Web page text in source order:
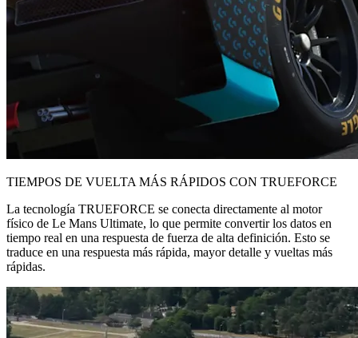
TIEMPOS DE VUELTA MÁS RÁPIDOS CON TRUEFORCE
La tecnología TRUEFORCE se conecta directamente al motor
físico de Le Mans Ultimate, lo que permite convertir los datos en
tiempo real en una respuesta de fuerza de alta definición. Esto se
traduce en una respuesta más rápida, mayor detalle y vueltas más
rápidas.